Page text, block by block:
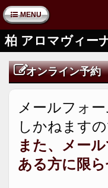
MENU
柏 アロマヴィー
オンライン予約
メールフォ
しかねます
また、メー
ある方に限ら